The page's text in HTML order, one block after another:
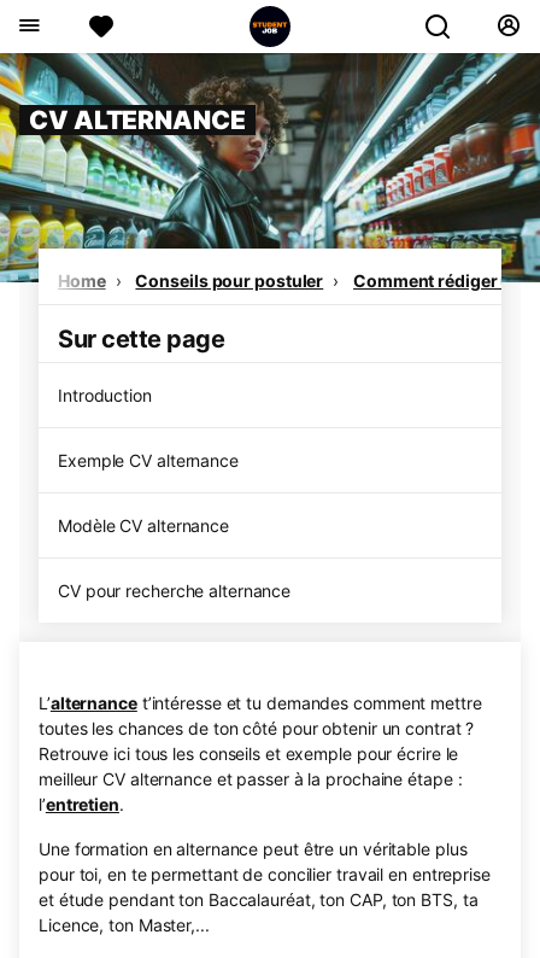
CV ALTERNANCE
Home Conseils pour postuler Comment rédiger un
Sur cette page
Introduction
Exemple CV alternance
Modèle CV alternance
CV pour recherche alternance
L’alternancet’intéresse et tu demandes comment mettre
toutes les chances de ton côté pour obtenir un contrat ?
Retrouve ici tous les conseils et exemple pour écrire le
meilleur CV alternance et passer à la prochaine étape :
l’entretien.
Une formation en alternance peut être un véritable plus
pour toi, en te permettant de concilier travail en entreprise
et étude pendant ton Baccalauréat, ton CAP, ton BTS, ta
Licence, ton Master,...